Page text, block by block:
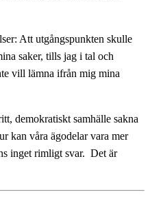
Att utgångspunkten skulle
saker, tills jag i tal och
vill lämna ifrån mig mina
demokratiskt samhälle sakna
kan våra ägodelar vara mer
inget rimligt svar. Det är